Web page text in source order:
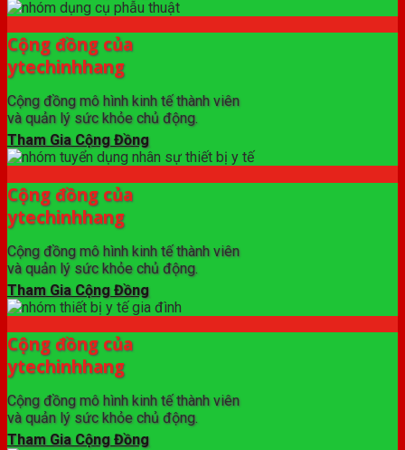
Cộng đồng của
ytechinhhang
Cộng đồng mô hình kinh tế thành viên
và quản lý sức khỏe chủ động.
Tham Gia Cộng Đồng
Cộng đồng của
ytechinhhang
Cộng đồng mô hình kinh tế thành viên
và quản lý sức khỏe chủ động.
Tham Gia Cộng Đồng
Cộng đồng của
ytechinhhang
Cộng đồng mô hình kinh tế thành viên
và quản lý sức khỏe chủ động.
Tham Gia Cộng Đồng